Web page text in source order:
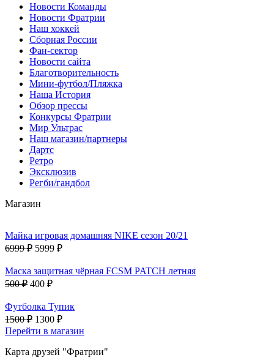
Новости Команды
Новости Фратрии
Наш хоккей
Сборная России
Фан-cектор
Новости сайта
Благотворительность
Мини-футбол/Пляжка
Наша История
Обзор прессы
Конкурсы Фратрии
Мир Ультрас
Наш магазин/партнеры
Дартс
Ретро
Эксклюзив
Регби/гандбол
Магазин
Майка игровая домашняя NIKE сезон 20/21
6999 ₽ 5999 ₽
Маска защитная чёрная FCSM PATCH летняя
500 ₽ 400 ₽
Футболка Тупик
1500 ₽ 1300 ₽
Перейти в магазин
Карта друзей "Фратрии"